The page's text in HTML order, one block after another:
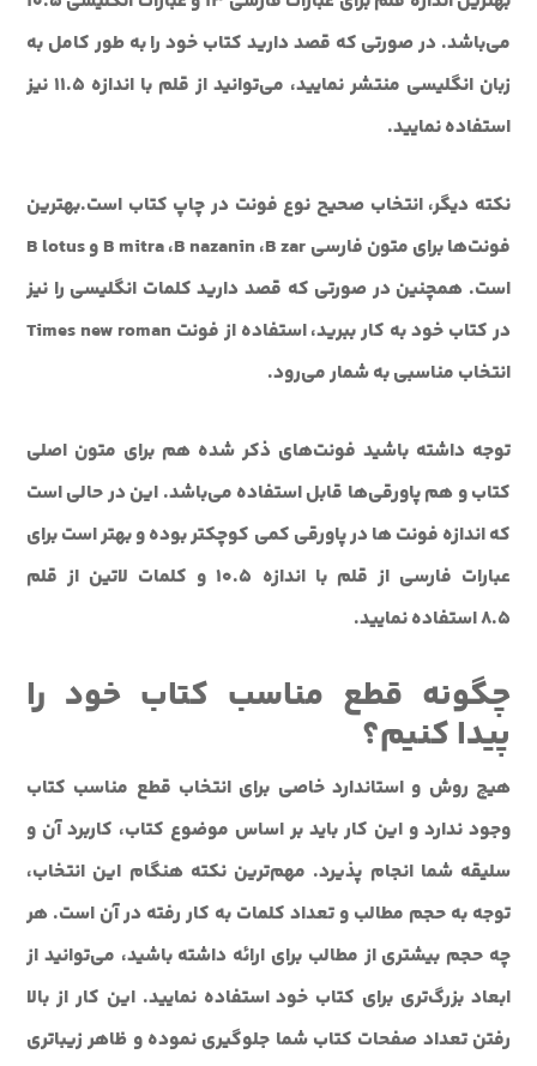
مي‌باشد. در صورتي که قصد داريد کتاب خود را به طور کامل به
زبان انگليسي منتشر نماييد، مي‌توانيد از قلم با اندازه 11.5 نيز
استفاده نماييد.
نکته ديگر، انتخاب صحيح نوع فونت در چاپ کتاب است.بهترين
فونت‌ها براي متون فارسي B mitra ،B nazanin ،B zar و B lotus
است. همچنين در صورتي که قصد داريد کلمات انگليسي را نيز
در کتاب خود به کار ببريد، استفاده از فونت Times new roman
انتخاب مناسبي به شمار مي‌رود.
توجه داشته باشيد فونت‌هاي ذکر شده هم براي متون اصلي
کتاب و هم پاورقي‌ها قابل استفاده مي‌باشد. اين در حالي است
که اندازه فونت ها در پاورقي کمي کوچکتر بوده و بهتر است براي
عبارات فارسي از قلم با اندازه 10.5 و کلمات لاتين از قلم
8.5 استفاده نماييد.
چگونه قطع مناسب کتاب خود را
پيدا کنيم؟
هيچ روش و استاندارد خاصي براي انتخاب قطع مناسب کتاب
وجود ندارد و اين کار بايد بر اساس موضوع کتاب، کاربرد آن و
سليقه شما انجام پذيرد. مهم‌ترين نکته هنگام اين انتخاب،
توجه به حجم مطالب و تعداد کلمات به کار رفته در آن است. هر
چه حجم بيشتری از مطالب براي ارائه داشته باشيد، مي‌توانيد از
ابعاد بزرگ‌تري براي کتاب خود استفاده نماييد. اين کار از بالا
رفتن تعداد صفحات کتاب شما جلوگيري نموده و ظاهر زيباتري